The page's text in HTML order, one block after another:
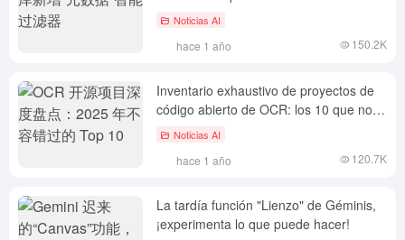
conocimientos
Noticias AI
hace 1 año 150.2K
Inventario exhaustivo de proyectos de
código abierto de OCR: los 10 que no
deben perderse en 2025
Noticias AI
hace 1 año 120.7K
La tardía función "Lienzo" de Géminis,
¡experimenta lo que puede hacer!